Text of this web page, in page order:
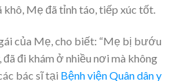
Mẹ đã tỉnh táo, tiếp xúc tốt.
của Mẹ, cho biết: “Mẹ bị bướu
đi khám ở nhiều nơi mà không
bác sĩ tại Bệnh viện Quân dân y